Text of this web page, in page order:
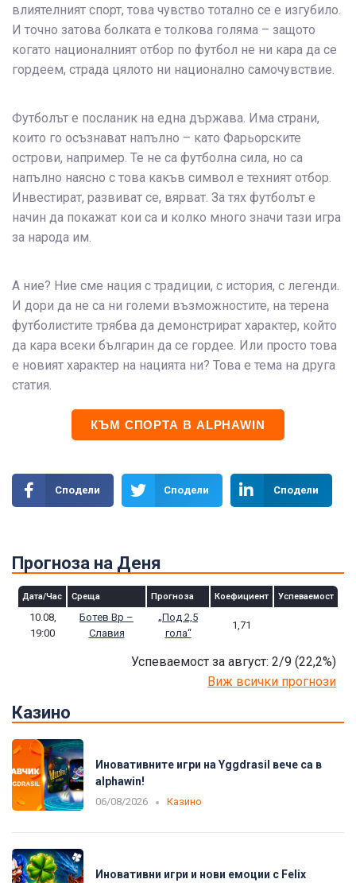
влиятелният спорт, това чувство тотално се е изгубило.
И точно затова болката е толкова голяма – защото
когато националният отбор по футбол не ни кара да се
гордеем, страда цялото ни национално самочувствие.
Футболът е посланик на една държава. Има страни,
които го осъзнават напълно – като Фарьорските
острови, например. Те не са футболна сила, но са
напълно наясно с това какъв символ е техният отбор.
Инвестират, развиват се, вярват. За тях футболът е
начин да покажат кои са и колко много значи тази игра
за народа им.
А ние? Ние сме нация с традиции, с история, с легенди.
И дори да не са ни големи възможностите, на терена
футболистите трябва да демонстрират характер, който
да кара всеки българин да се гордее. Или просто това
е новият характер на нацията ни? Това е тема на друга
статия.
КЪМ СПОРТА В ALPHAWIN
Сподели Сподели Сподели
Прогноза на Деня
Дата/Час Среща Прогноза Коефициент Успеваемост
10.08,
19:00
Ботев Вр –
Славия
„Под 2,5
гола“
1,71
Успеваемост за август: 2/9 (22,2%)
Виж всички прогнози
Казино
Иновативните игри на Yggdrasil вече са в
alphawin!
06/08/2026 Казино
Иновативни игри и нови емоции с Felix